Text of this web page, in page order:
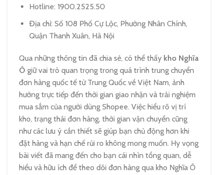
Hotline: 1900.2525.50
Địa chỉ: Số 108 Phố Cự Lộc, Phường Nhân Chính,
Quận Thanh Xuân, Hà Nội
Qua những thông tin đã chia sẻ, có thể thấy kho Nghĩa
Ô giữ vai trò quan trọng trong quá trình trung chuyển
đơn hàng quốc tế từ Trung Quốc về Việt Nam, ảnh
hưởng trực tiếp đến thời gian giao nhận và trải nghiệm
mua sắm của người dùng Shopee. Việc hiểu rõ vị trí
kho, trạng thái đơn hàng, thời gian vận chuyển cũng
như các lưu ý cần thiết sẽ giúp bạn chủ động hơn khi
đặt hàng và hạn chế rủi ro không mong muốn. Hy vọng
bài viết đã mang đến cho bạn cái nhìn tổng quan, dễ
hiểu và hữu ích để theo dõi đơn hàng qua kho Nghĩa Ô